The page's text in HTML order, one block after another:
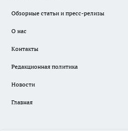
Обзорные статьи и пресс-релизы
О нас
Контакты
Редакционная политика
Новости
Главная